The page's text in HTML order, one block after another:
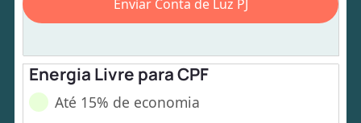
Enviar Conta de Luz PJ
Energia Livre para CPF
Até 15% de economia